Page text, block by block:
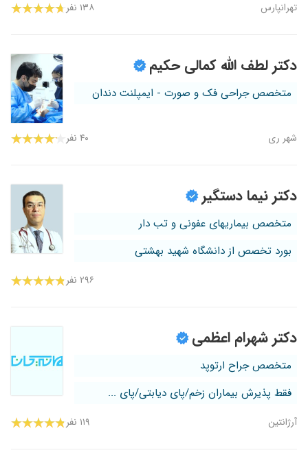
تهرانپارس ۱۳۸ نفر
دکتر لطف الله کمالی حکیم
متخصص جراحی فک و صورت - ایمپلنت دندان
شهر ری ۴۰ نفر
دکتر نیما دستگیر
متخصص بیماریهای عفونی و تب دار
بورد تخصص از دانشگاه شهید بهشتی
۲۹۶ نفر
دکتر شهرام اعظمی
متخصص جراح ارتوپد
فقط پذیرش بیماران زخم/پای دیابتی/پای ...
آرژانتین ۱۱۹ نفر